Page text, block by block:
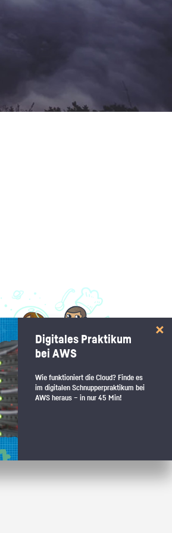
Digitales Praktikum
bei AWS
Wie funktioniert die Cloud? Finde es
im digitalen Schnupperpraktikum bei
AWS heraus – in nur 45 Min!